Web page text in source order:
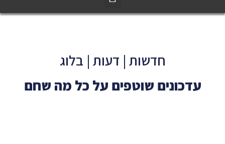
חדשות | דעות | בלוג
עדכונים שוטפים על כל מה שחם